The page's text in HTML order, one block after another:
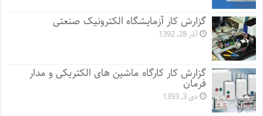
گزارش کار آزمایشگاه الکترونیک صنعتی
آذر 28, 1392
گزارش کار کارگاه ماشین های الکتریکی و مدار
فرمان
دی 3, 1393